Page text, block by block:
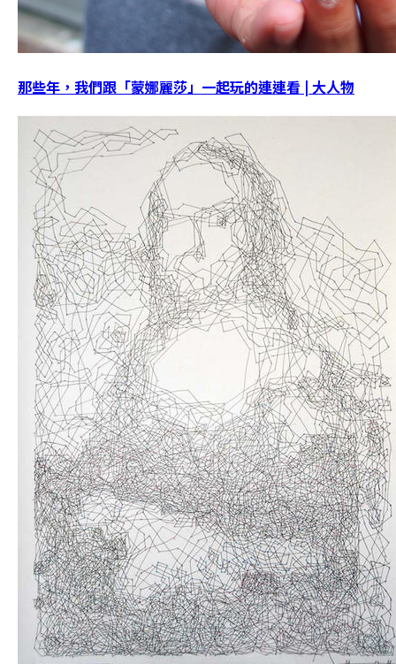
那些年，我們跟「蒙娜麗莎」一起玩的連連看 | 大人物